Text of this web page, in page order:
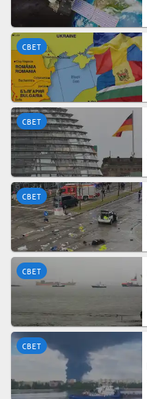
СВЕТ
СВЕТ
СВЕТ
СВЕТ
СВЕТ